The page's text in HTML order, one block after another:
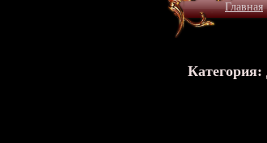
Главная
Категория: